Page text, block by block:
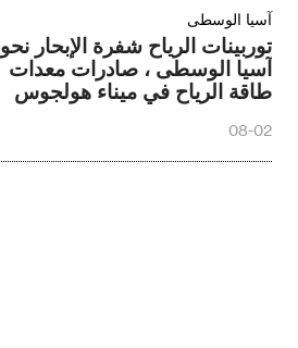
آسيا الوسطى
توربينات الرياح شفرة الإبحار نحو
آسيا الوسطى ، صادرات معدات
طاقة الرياح في ميناء هولجوس
08-02